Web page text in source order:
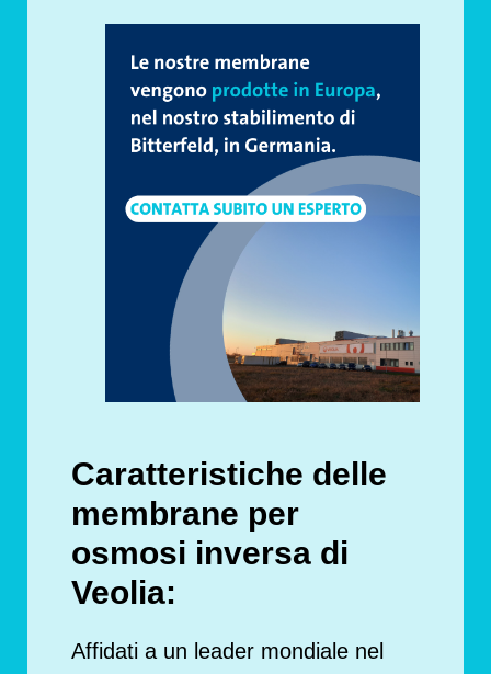
Caratteristiche delle
membrane per
osmosi inversa di
Veolia:
Affidati a un leader mondiale nel